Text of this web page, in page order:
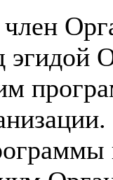
эгидой